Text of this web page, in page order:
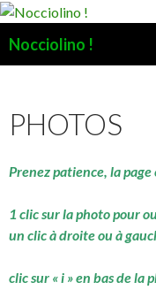
Nocciolino !
PHOTOS
Prenez patience, la
1 clic sur la photo pour
un clic à droite ou à
clic sur « i » en bas de la